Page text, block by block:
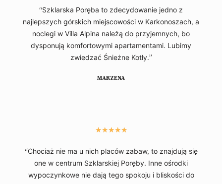
“Szklarska Poręba to zdecydowanie jedno z
najlepszych górskich miejscowości w Karkonoszach, a
noclegi w Villa Alpina należą do przyjemnych, bo
dysponują komfortowymi apartamentami. Lubimy
zwiedzać Śnieżne Kotły.”
MARZENA
★★★★★
“Chociaż nie ma u nich placów zabaw, to znajdują się
one w centrum Szklarskiej Poręby. Inne ośrodki
wypoczynkowe nie dają tego spokoju i bliskości do